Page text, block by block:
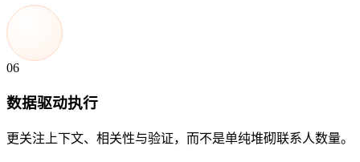
06
数据驱动执行
更关注上下文、相关性与验证，而不是单纯堆砌联系人数量。